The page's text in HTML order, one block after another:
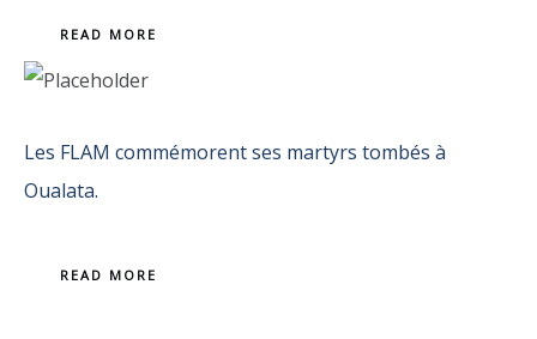
READ MORE
Les FLAM commémorent ses martyrs tombés à
Oualata.
READ MORE